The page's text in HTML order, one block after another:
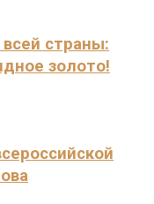
страны:
золото!